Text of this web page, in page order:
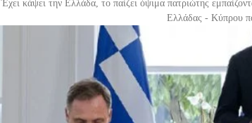
Έχει κάψει την Ελλάδα, το παίζει όψιμα πατριώτης
Ελλάδας - Κύπρου